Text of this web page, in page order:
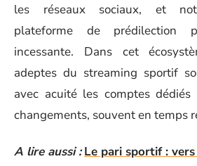
les réseaux sociaux, et
plateforme de prédilection
incessante. Dans cet
adeptes du streaming sportif
avec acuité les comptes
changements, souvent en temps
A lire aussi : Le pari sportif :